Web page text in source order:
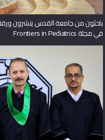
باحثون من جامعة القدس ينشرون ورقة
في مجلة Frontiers in Pediatrics